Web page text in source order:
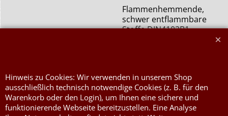
Flammenhemmende,
schwer entflammbare
Stoffe DIN4102B1
Hinweis zu Cookies: Wir verwenden in unserem Shop
ausschließlich technisch notwendige Cookies (z. B. für den
Warenkorb oder den Login), um Ihnen eine sichere und
funktionierende Webseite bereitzustellen. Eine Analyse